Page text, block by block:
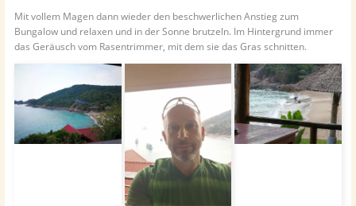
Mit vollem Magen dann wieder den beschwerlichen Anstieg zum
Bungalow und relaxen und in der Sonne brutzeln. Im Hintergrund immer
das Geräusch vom Rasentrimmer, mit dem sie das Gras schnitten.